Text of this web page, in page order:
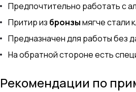
Предпочтительно работать с
Притир из бронзымягче стали
Предназначен для работы без
На обратной стороне есть
Рекомендации по